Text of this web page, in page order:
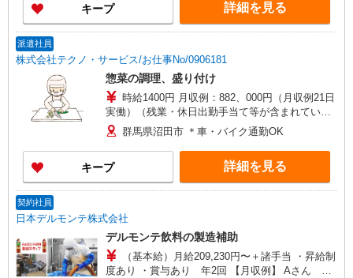
キープ 詳細を見る
派遣社員
株式会社テクノ・サービス/お仕事No/0906181
惣菜の調理、盛り付け
時給1400円 月収例：882、000円（月収例21日
実働）（残業・休日出勤手当て等が含まれていま
す） 交通費全額支給
群馬県沼田市 ＊車・バイク通勤OK
キープ 詳細を見る
契約社員
日本デルモンテ株式会社
デルモンテ飲料の製造補助
（基本給）月給209,230円〜＋諸手当 ・昇給制
度あり ・賞与あり 年2回 【月収例】 Aさん 入